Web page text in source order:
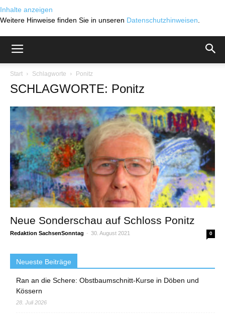
Inhalte anzeigen
Weitere Hinweise finden Sie in unseren Datenschutzhinweisen
Start Schlagworte Ponitz
SCHLAGWORTE: Ponitz
Neue Sonderschau auf Schloss Ponitz
Redaktion SachsenSonntag - 30. August 2021 0
Neueste Beiträge
Ran an die Schere: Obstbaumschnitt-Kurse in Döben und
Kössern
28. Juli 2026